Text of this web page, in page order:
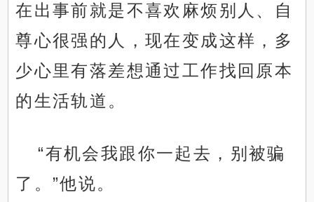
在出事前就是不喜欢麻烦别人、自
尊心很强的人，现在变成这样，多
少心里有落差想通过工作找回原本
的生活轨道。
“有机会我跟你一起去，别被骗
了。”他说。